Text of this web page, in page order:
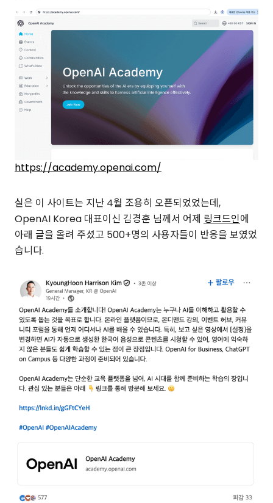
https://academy.openai.com/
실은 이 사이트는 지난 4월 조용히 오픈되었었는데,
OpenAI Korea 대표이신 김경훈 님께서 어제 링크드인에
아래 글을 올려 주셨고 500+명의 사용자들이 반응을 보였었
습니다.